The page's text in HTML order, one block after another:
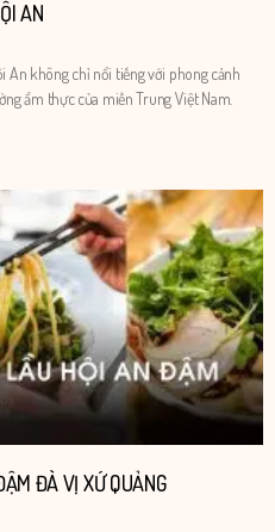
AN
An không chỉ nổi tiếng với phong cảnh
ẩm thực của miền Trung Việt Nam.
ĐÀ VỊ XỨ QUẢNG